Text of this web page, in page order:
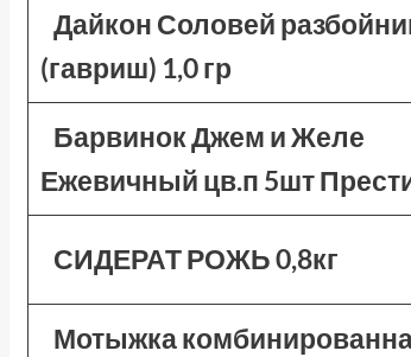
Дайкон Соловей
(гавриш) 1,0 гр
Барвинок Джем и Желе
Ежевичный цв.п 5шт
СИДЕРАТ РОЖЬ 0,8кг
Мотыжка